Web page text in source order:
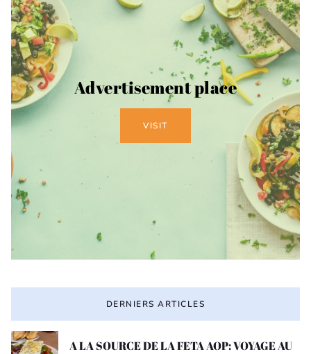
Advertisement place
VISIT
DERNIERS ARTICLES
A LA SOURCE DE LA FETA AOP: VOYAGE AU